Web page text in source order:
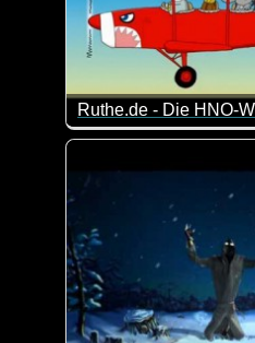
Ruthe.de - Die HNO-
Auf der Suche nach